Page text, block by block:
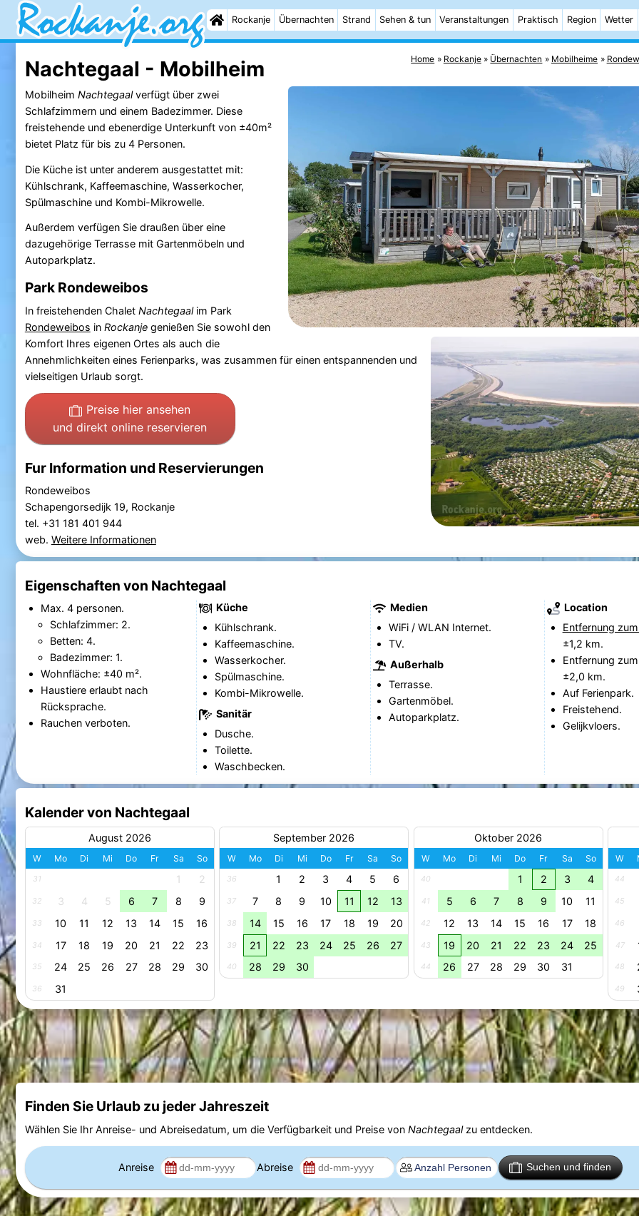
Rockanje Übernachten Strand Sehen & tun Veranstaltungen Praktisch Region Wetter
Home Rockanje Übernachten Mobilheime
Nachtegaal - Mobilheim
Mobilheim Nachtegaalverfügt über zwei
Schlafzimmern und einem Badezimmer. Diese
freistehende und ebenerdige Unterkunft von ±40m²
bietet Platz für bis zu 4 Personen.
Die Küche ist unter anderem ausgestattet mit:
Kühlschrank, Kaffeemaschine, Wasserkocher,
Spülmaschine und Kombi-Mikrowelle.
Außerdem verfügen Sie draußen über eine
dazugehörige Terrasse mit Gartenmöbeln und
Autoparkplatz.
Park Rondeweibos
In freistehenden Chalet Nachtegaalim Park
Rondeweibos in Rockanjegenießen Sie sowohl den
Komfort Ihres eigenen Ortes als auch die
Annehmlichkeiten eines Ferienparks, was zusammen für einen entspannenden und
vielseitigen Urlaub sorgt.
Preise hier ansehen
und direkt online reservieren
Fur Information und Reservierungen
Rondeweibos
Schapengorsedijk 19, Rockanje
tel. +31 181 401 944
web. Weitere Informationen
Eigenschaften von Nachtegaal
Max. 4 personen.
Schlafzimmer: 2.
Betten: 4.
Badezimmer: 1.
Wohnfläche: ±40 m².
Haustiere erlaubt nach
Rücksprache.
Rauchen verboten.
Küche
Kühlschrank.
Kaffeemaschine.
Wasserkocher.
Spülmaschine.
Kombi-Mikrowelle.
Sanitär
Dusche.
Toilette.
Waschbecken.
Medien
WiFi / WLAN Internet.
TV.
Außerhalb
Terrasse.
Gartenmöbel.
Autoparkplatz.
Location
Entfernung
±1,2 km.
Entfernung
±2,0 km.
Auf Ferienpark.
Freistehend.
Gelijkvloers.
Kalender von Nachtegaal
August 2026
W Mo Di Mi Do Fr Sa So
31 1 2
32 3 4 5 6 7 8 9
33 10 11 12 13 14 15 16
34 17 18 19 20 21 22 23
35 24 25 26 27 28 29 30
36 31
September 2026
W Mo Di Mi Do Fr Sa So
36 1 2 3 4 5 6
37 7 8 9 10 11 12 13
38 14 15 16 17 18 19 20
39 21 22 23 24 25 26 27
40 28 29 30
Oktober 2026
W Mo Di Mi Do Fr Sa So
40 1 2 3 4
41 5 6 7 8 9 10 11
42 12 13 14 15 16 17 18
43 19 20 21 22 23 24 25
44 26 27 28 29 30 31
W
44
45
46
47
48
49
Finden Sie Urlaub zu jeder Jahreszeit
Wählen Sie Ihr Anreise- und Abreisedatum, um die Verfügbarkeit und Preise von Nachtegaalzu entdecken.
Anreise Abreise Suchen und finden